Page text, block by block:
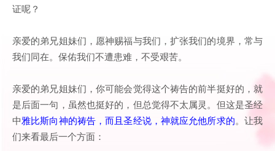
证呢？
亲爱的弟兄姐妹们，愿神赐福与我们，扩张我们的境界，常与
我们同在。保佑我们不遭患难，不受艰苦。
亲爱的弟兄姐妹们，你可能会觉得这个祷告的前半挺好的，就
是后面一句，虽然也挺好的，但总觉得不太属灵。但这是圣经
中雅比斯向神的祷告，而且圣经说，神就应允他所求的。让我
们来看最后一个方面：